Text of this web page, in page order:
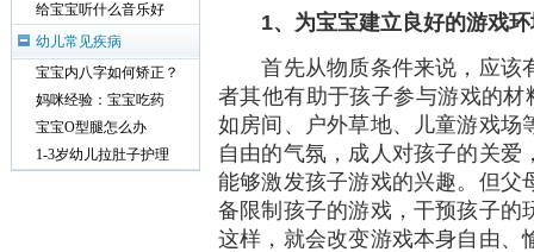
1、为宝宝建立良好的游戏
首先从物质条件来说，应该
者其他有助于孩子参与游戏的材
如房间、户外草地、儿童游戏场
自由的气氛，成人对孩子的关
能够激发孩子游戏的兴趣。但父
备限制孩子的游戏，干预孩子的
这样，就会改变游戏本身自由、
给宝宝听什么音乐好
幼儿常见疾病
宝宝内八字如何矫正？
妈咪经验：宝宝吃药
宝宝O型腿怎么办
1-3岁幼儿拉肚子护理